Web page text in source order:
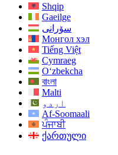
Shqip
Gaeilge
سۆرانی
Монгол хэл
Tiếng Việt
Cymraeg
O‘zbekcha
বাংলা
Malti
اردو
Af-Soomaali
ਪੰਜਾਬੀ
ქართული